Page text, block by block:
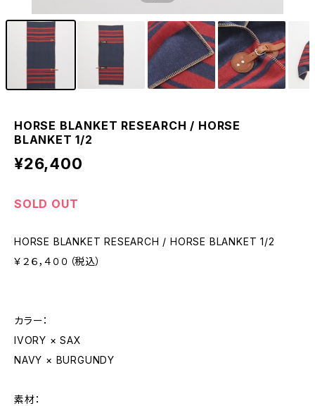
HORSE BLANKET RESEARCH / HORSE
BLANKET 1/2
¥26,400
SOLD OUT
HORSE BLANKET RESEARCH / HORSE BLANKET 1/2
￥２６，４００（税込）
カラー：
IVORY × SAX
NAVY × BURGUNDY
素材：